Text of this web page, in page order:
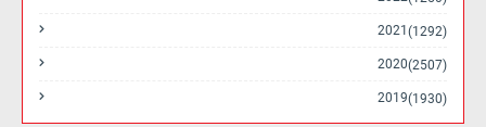
2021 (1292)
2020 (2507)
2019 (1930)